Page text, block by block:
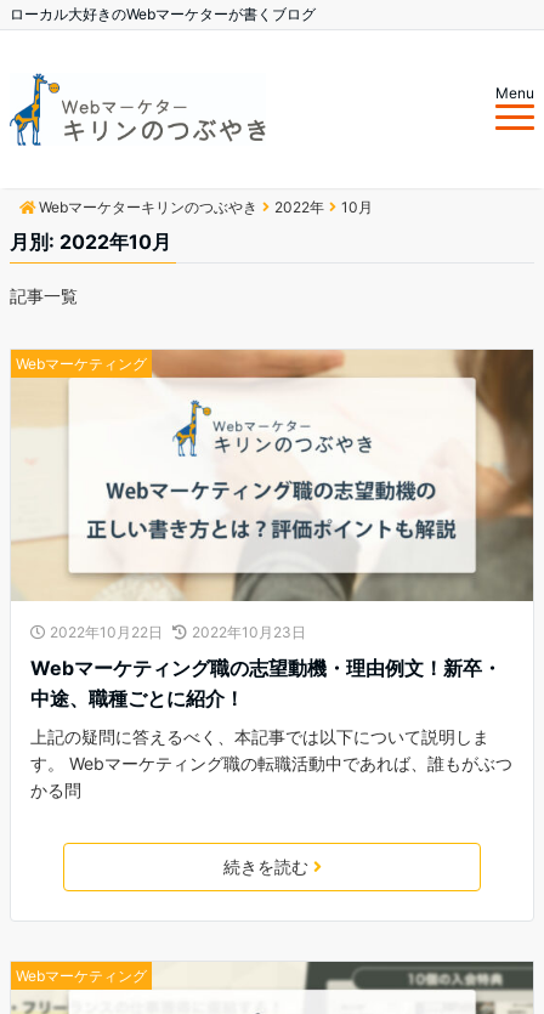
ローカル大好きのWebマーケターが書くブログ
Menu
Webマーケターキリンのつぶやき 2022年 10月
月別: 2022年10月
記事一覧
Webマーケティング
2022年10月22日 2022年10月23日
Webマーケティング職の志望動機・理由例文！新卒・
中途、職種ごとに紹介！
上記の疑問に答えるべく、本記事では以下について説明しま
す。 Webマーケティング職の転職活動中であれば、誰もがぶつ
かる問
続きを読む
Webマーケティング